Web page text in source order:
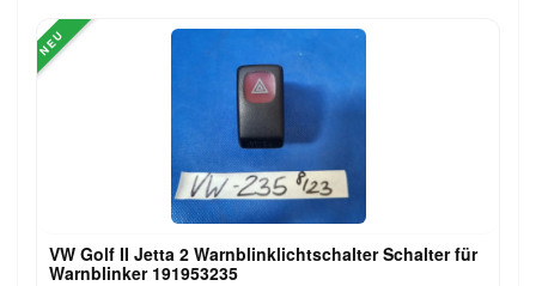
NEU
VW Golf II Jetta 2 Warnblinklichtschalter Schalter für
Warnblinker 191953235